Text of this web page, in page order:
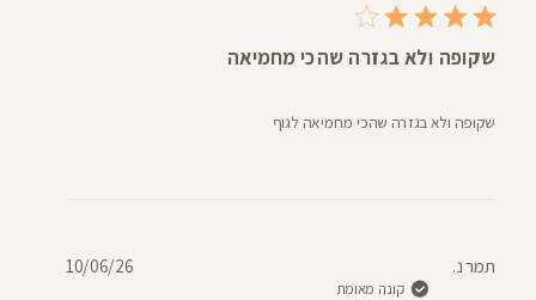
שקופה ולא בגזרה שהכי מחמיאה
שקופה ולא בגזרה שהכי מחמיאה לגוף
תמר נ.
קונה מאומת
10/06/26